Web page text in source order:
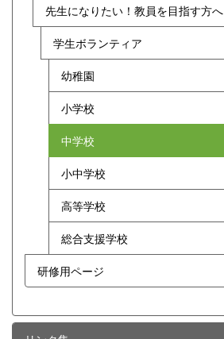
先生になりたい！教員を目指す方へ
学生ボランティア
幼稚園
小学校
中学校
小中学校
高等学校
総合支援学校
研修用ページ